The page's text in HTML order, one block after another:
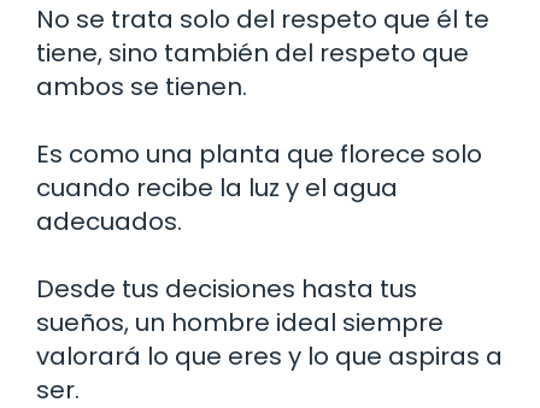
No se trata solo del respeto que él te
tiene, sino también del respeto que
ambos se tienen.
Es como una planta que florece solo
cuando recibe la luz y el agua
adecuados.
Desde tus decisiones hasta tus
sueños, un hombre ideal siempre
valorará lo que eres y lo que aspiras a
ser.